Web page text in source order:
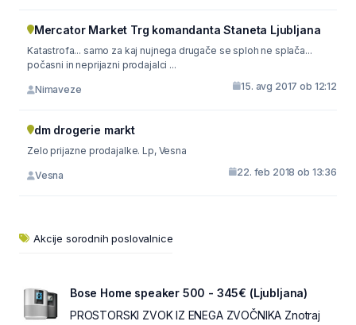
Mercator Market Trg komandanta Staneta Ljubljana
Katastrofa... samo za kaj nujnega drugače se sploh ne splača...
počasni in neprijazni prodajalci ...
Nimaveze 15. avg 2017 ob 12:12
dm drogerie markt
Zelo prijazne prodajalke. Lp, Vesna
Vesna 22. feb 2018 ob 13:36
Akcije sorodnih poslovalnice
Bose Home speaker 500 - 345€ (Ljubljana)
PROSTORSKI ZVOK IZ ENEGA ZVOČNIKA Znotraj